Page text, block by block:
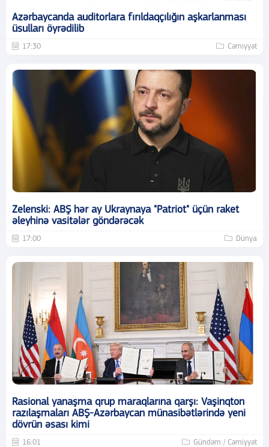
Azərbaycanda auditorlara fırıldaqçılığın aşkarlanması
üsulları öyrədilib
17:30 Cəmiyyət
Zelenski: ABŞ hər ay Ukraynaya "Patriot" üçün raket
əleyhinə vasitələr göndərəcək
17:00 Dünya
Rasional yanaşma qrup maraqlarına qarşı: Vaşinqton
razılaşmaları ABŞ-Azərbaycan münasibətlərində yeni
dövrün əsası kimi
16:01 Gündəm / Cəmiyyət